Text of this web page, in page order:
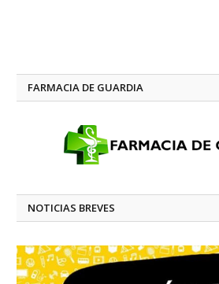
FARMACIA DE GUARDIA
NOTICIAS BREVES